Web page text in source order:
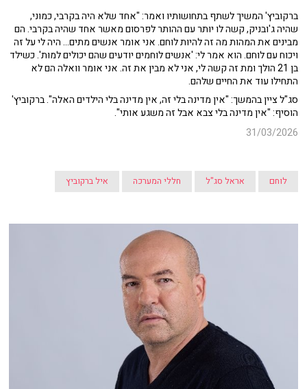
ברקוביץ' המשיך לשתף בתחושותיו ואמר: "אחד שלא היה בקרבי, כמוני,
שהיה ג'ובניק, קשה לו יותר עם ההותר לפרסום מאשר אחד שהיה בקרבי. הם
מבינים את המהות מה זה להיות לוחם. אני אומר אנשים מתים... היה לי על זה
ויכוח עם לוחם. הוא אמר לי: 'אנשים לוחמים יודעים שהם יכולים למות'. כשילד
בן 21 הולך ומת זה קשה לי, אני לא מבין את זה. אני אומר וואלה הם לא
התחילו עוד את החיים שלהם.
סג"ל ציין בהמשך: "אין מדינה בלי זה, אין מדינה בלי הילדים האלה". ברקוביץ'
הוסיף: "אין מדינה בלי צבא אבל זה משגע אותי".
31/03/2026
לוחם אראל סג"ל חללי המערכה איל ברקוביץ